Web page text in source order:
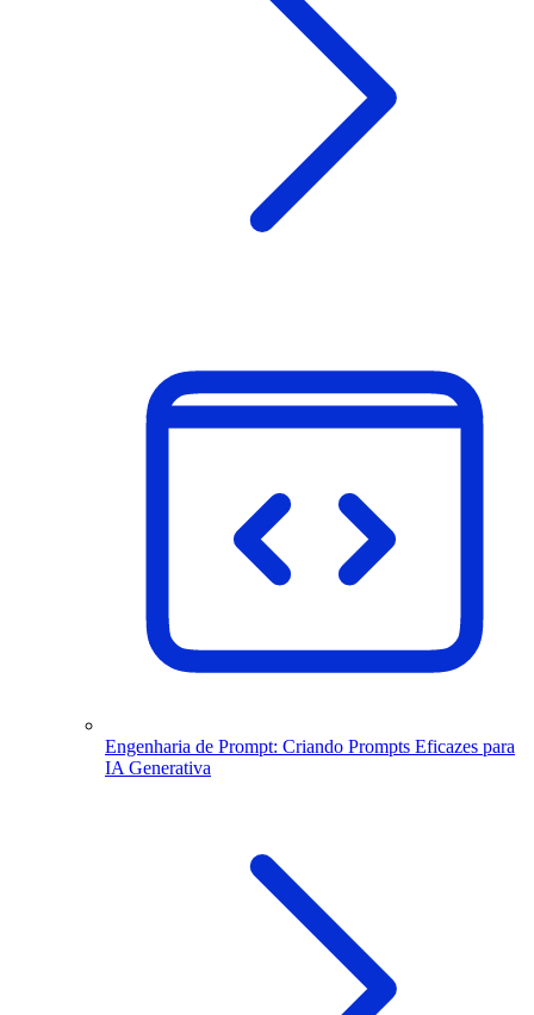
Engenharia de Prompt: Criando Prompts Eficazes para
IA Generativa